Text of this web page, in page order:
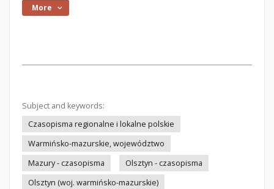
More
Subject and keywords:
Czasopisma regionalne i lokalne polskie
Warmińsko-mazurskie, województwo
Mazury - czasopisma
Olsztyn - czasopisma
Olsztyn (woj. warmińsko-mazurskie)